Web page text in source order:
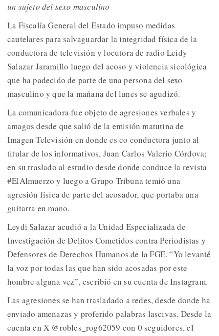
un sujeto del sexo masculino
La Fiscalía General del Estado impuso medidas
cautelares para salvaguardar la integridad física de la
conductora de televisión y locutora de radio Leidy
Salazar Jaramillo luego del acoso y violencia sicológica
que ha padecido de parte de una persona del sexo
masculino y que la mañana del lunes se agudizó.
La comunicadora fue objeto de agresiones verbales y
amagos desde que salió de la emisión matutina de
Imagen Televisión en donde es co conductora junto al
titular de los informativos, Juan Carlos Valerio Córdova;
en su traslado al estudio desde donde conduce la revista
#ElAlmuerzo y luego a Grupo Tribuna temió una
agresión física de parte del acosador, que portaba una
guitarra en mano.
Leydi Salazar acudió a la Unidad Especializada de
Investigación de Delitos Cometidos contra Periodistas y
Defensores de Derechos Humanos de la FGE. “Yo levanté
la voz por todas las que han sido acosadas por este
hombre alguna vez”, escribió en su cuenta de Instagram.
Las agresiones se han trasladado a redes, desde donde ha
enviado amenazas y proferido palabras lascivas. Desde la
cuenta en X @robles_rog62059 con 0 seguidores, el